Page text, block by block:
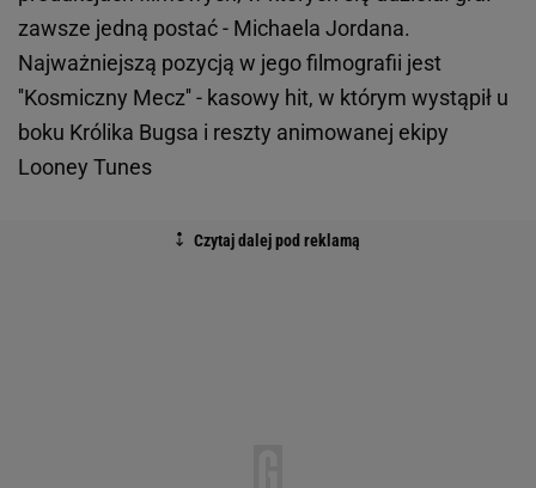
zawsze jedną postać - Michaela Jordana.
Najważniejszą pozycją w jego filmografii jest
''Kosmiczny Mecz'' - kasowy hit, w którym wystąpił u
boku Królika Bugsa i reszty animowanej ekipy
Looney Tunes